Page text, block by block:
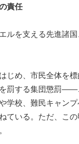
責任
ルを支える先進諸
じめ、市民全体を
罰する集団懲罰――
学校、難民キャン
ている。ただ、こ